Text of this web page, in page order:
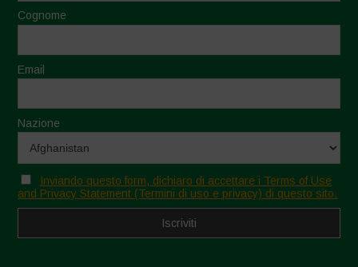
Cognome
Email
Nazione
Inviando questo form, dichiaro di accettare i Terms of Use
and Privacy Statement (Termini di uso e privacy) di questo sito.